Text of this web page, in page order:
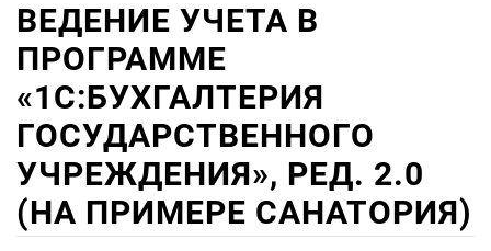
ВЕДЕНИЕ УЧЕТА В
ПРОГРАММЕ
«1С:БУХГАЛТЕРИЯ
ГОСУДАРСТВЕННОГО
УЧРЕЖДЕНИЯ», РЕД. 2.0
(НА ПРИМЕРЕ САНАТОРИЯ)